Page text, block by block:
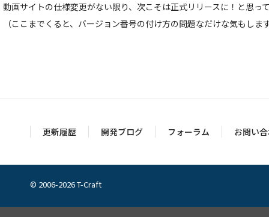
動画サイトの仕様変更がない限り、次こそは正式リリースに！と思っ
（ここまでくると、バージョン番号の付け方の問題なだけな気もし
更新履歴 開発ブログ フォーラム お問い
© 2006-2026 T-Craft